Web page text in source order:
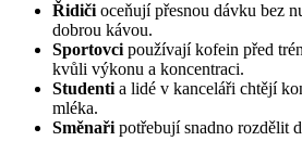
Řidiči oceňují přesnou dávku bez
dobrou kávou.
Sportovci používají kofein před
kvůli výkonu a koncentraci.
Studenti a lidé v kanceláři chtějí
mléka.
Směnaři potřebují snadno rozdělit